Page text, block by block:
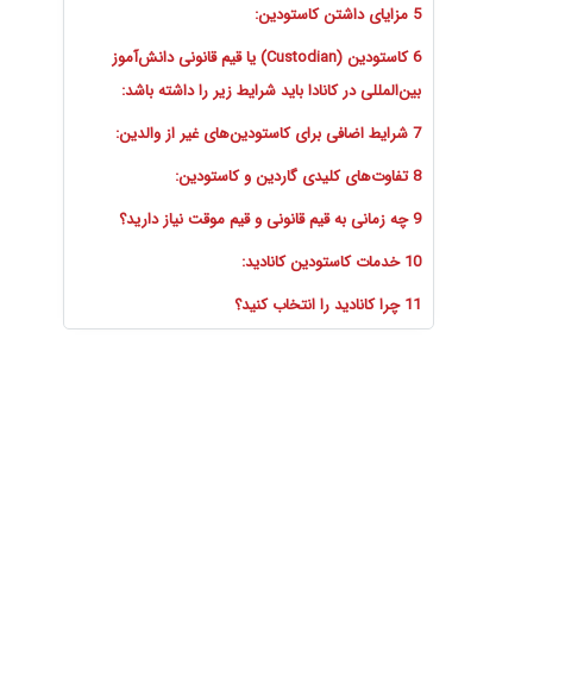
5 مزایای داشتن کاستودین:
6 کاستودین (Custodian) یا قیم قانونی دانش‌آموز
بین‌المللی در کانادا باید شرایط زیر را داشته باشد:
7 شرایط اضافی برای کاستودین‌های غیر از والدین:
8 تفاوت‌های کلیدی گاردین و کاستودین:
9 چه زمانی به قیم قانونی و قیم موقت نیاز دارید؟
10 خدمات کاستودین کانادید:
11 چرا کانادید را انتخاب کنید؟